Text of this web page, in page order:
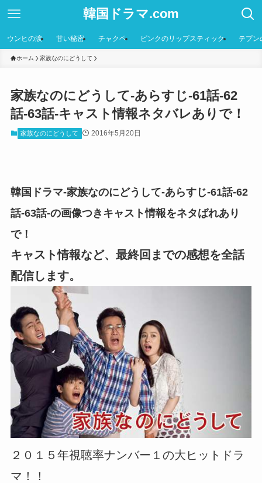
韓国ドラマ.com
ウンヒの涙 甘い秘密 チャクペ ピンクのリップスティック テプン
ホーム 家族なのにどうして
家族なのにどうして-あらすじ-61話-62
話-63話-キャスト情報ネタバレありで！
家族なのにどうして 2016年5月20日
韓国ドラマ-家族なのにどうして-あらすじ-61話-62
話-63話-の画像つきキャスト情報をネタばれあり
で！
キャスト情報など、最終回までの感想を全話
配信します。
２０１５年視聴率ナンバー１の大ヒットドラ
マ！！